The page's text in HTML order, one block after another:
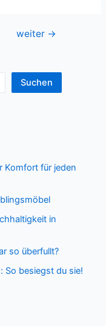
weiter →
Suchen
Komfort für jeden
in
so überfullt?
So besiegst du sie!